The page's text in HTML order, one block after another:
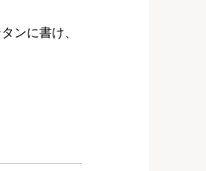
ンに書け、